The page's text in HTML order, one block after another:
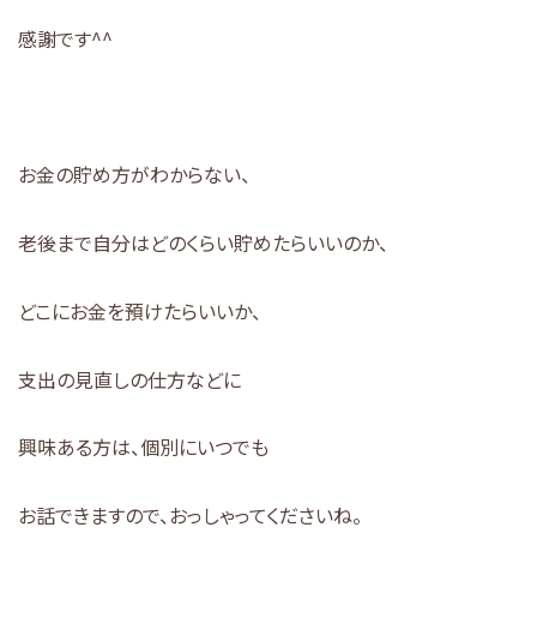
感謝です^^
お金の貯め方がわからない、
老後まで自分はどのくらい貯めたらいいのか、
どこにお金を預けたらいいか、
支出の見直しの仕方などに
興味ある方は、個別にいつでも
お話できますので、おっしゃってくださいね。